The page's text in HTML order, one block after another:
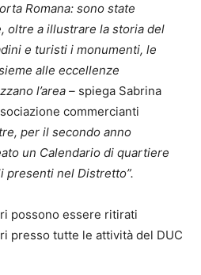
Romana: sono state
oltre a illustrare la storia del
e turisti i monumenti, le
alle eccellenze
l’area – spiega Sabrina
commercianti
per il secondo anno
un Calendario di quartiere
presenti nel Distretto”.
possono essere ritirati
presso tutte le attività del DUC